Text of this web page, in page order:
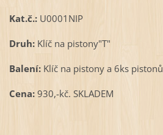
Kat.č.:U0001NIP
Druh:Klíč na pistony"T"
Balení:Klíč na pistony a 6ks pistonů
Cena: 930,-kč. SKLADEM